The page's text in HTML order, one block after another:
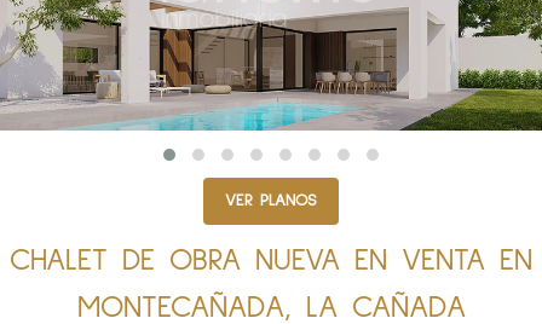
VER PLANOS
CHALET DE OBRA NUEVA EN VENTA EN
MONTECAÑADA, LA CAÑADA